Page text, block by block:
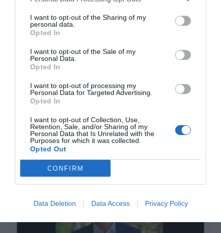
I want to opt-out of the Sharing of my
personal data.
Opted In
I want to opt-out of the Sale of my
Personal Data.
Opted In
I want to opt-out of processing my
Personal Data for Targeted Advertising.
Opted In
I want to opt-out of Collection, Use,
Retention, Sale, and/or Sharing of my
Personal Data that Is Unrelated with the
Purposes for which it was collected.
Opted Out
CONFIRM
Data Deletion Data Access Privacy Policy
Nokia, Ericsson... Huawei: lo que importan
son las patentes
Eulogio López
Isabel Pantoja pierde dos pleitos
con Hacienda por 700.000
Eulogio López
miércoles en los 20.057 puntos,
un nuevo récord
Eulogio López
Argumentos